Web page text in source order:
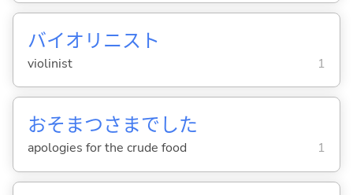
バイオリニスト
violinist 1
おそまつさまでした
apologies for the crude food 1